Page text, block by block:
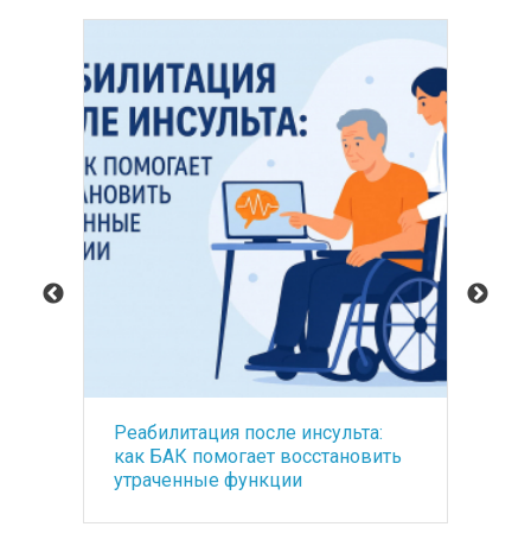
Оснащение Foros Wellness&Park -
санатория премиум класса
медицинским оборудованием